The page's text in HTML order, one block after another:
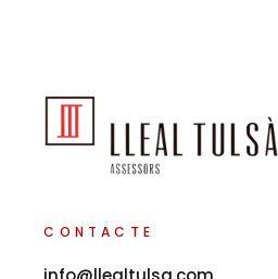
CONTACTE